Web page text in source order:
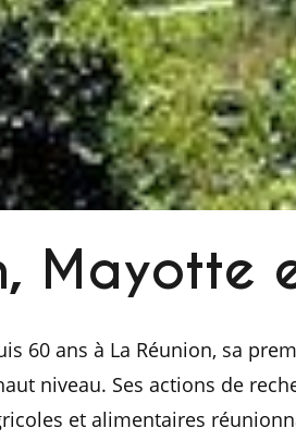
Mayotte
60 ans à La Réunion, sa
niveau. Ses actions de
et alimentaires